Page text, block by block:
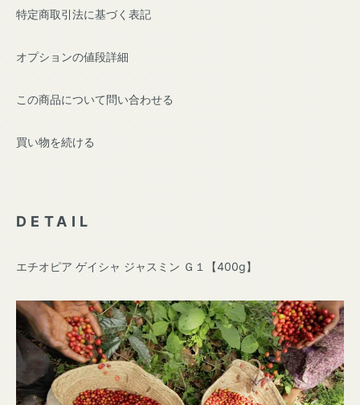
特定商取引法に基づく表記
オプションの値段詳細
この商品について問い合わせる
買い物を続ける
DETAIL
エチオピア ゲイシャ ジャスミン Ｇ１【400g】